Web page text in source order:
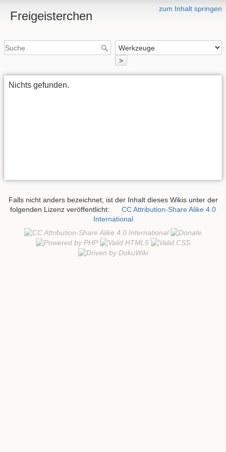
zum Inhalt springen
Freigeisterchen
>
Nichts gefunden.
Falls nicht anders bezeichnet, ist der Inhalt dieses Wikis unter der
folgenden Lizenz veröffentlicht:
CC Attribution-Share Alike 4.0
International